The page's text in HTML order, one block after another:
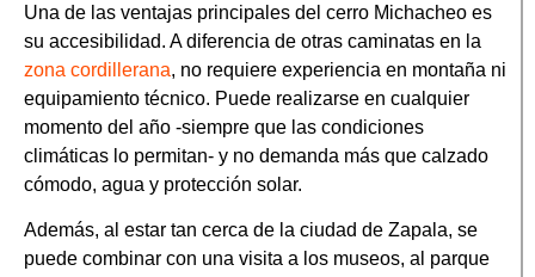
Una de las ventajas principales del cerro Michacheo es
su accesibilidad. A diferencia de otras caminatas en la
zona cordillerana, no requiere experiencia en montaña ni
equipamiento técnico. Puede realizarse en cualquier
momento del año -siempre que las condiciones
climáticas lo permitan- y no demanda más que calzado
cómodo, agua y protección solar.
Además, al estar tan cerca de la ciudad de Zapala, se
puede combinar con una visita a los museos, al parque